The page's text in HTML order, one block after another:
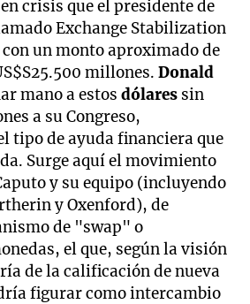
crisis que el presidente de
Exchange Stabilization
un monto aproximado de
millones.Donald
mano a estosdólares sin
a su Congreso,
tipo de ayuda financiera que
Surge aquí el movimiento
y su equipo (incluyendo
y Oxenford), de
de "swap" o
el que, según la visión
de la calificación de nueva
figurar como intercambio